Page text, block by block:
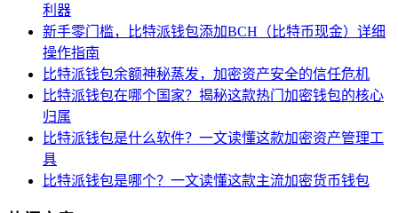
利器
新手零门槛，比特派钱包添加BCH（比特币现金）详细
操作指南
比特派钱包余额神秘蒸发，加密资产安全的信任危机
比特派钱包在哪个国家？揭秘这款热门加密钱包的核心
归属
比特派钱包是什么软件？一文读懂这款加密资产管理工
具
比特派钱包是哪个？一文读懂这款主流加密货币钱包